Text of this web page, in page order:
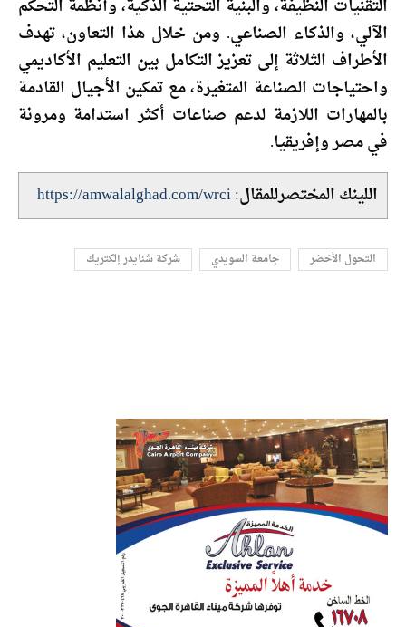
التقنيات النظيفة، والبنية التحتية الذكية، وأنظمة التحكم
الآلي، والذكاء الصناعي. ومن خلال هذا التعاون، تهدف
الأطراف الثلاثة إلى تعزيز التكامل بين التعليم الأكاديمي
واحتياجات الصناعة المتغيرة، مع تمكين الأجيال القادمة
بالمهارات اللازمة لدعم صناعات أكثر استدامة ومرونة
في مصر وإفريقيا.
اللينك المختصرللمقال:https://amwalalghad.com/wrci
التحول الأخضر جامعة السويدي شركة شنايدر إلكتريك